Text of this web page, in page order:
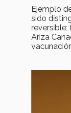
Ejemplo
sido
reversible;
Ariza